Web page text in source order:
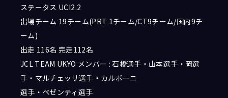
ステータス UCI2.2
出場チーム 19チーム(PRT 1チーム/CT9チーム/国内9チ
ーム)
出走 116名 完走112名
JCL TEAM UKYO メンバー : 石橋選手・山本選手・岡選
手・マルチェッリ選手・カルボーニ
選手・ペゼンティ選手